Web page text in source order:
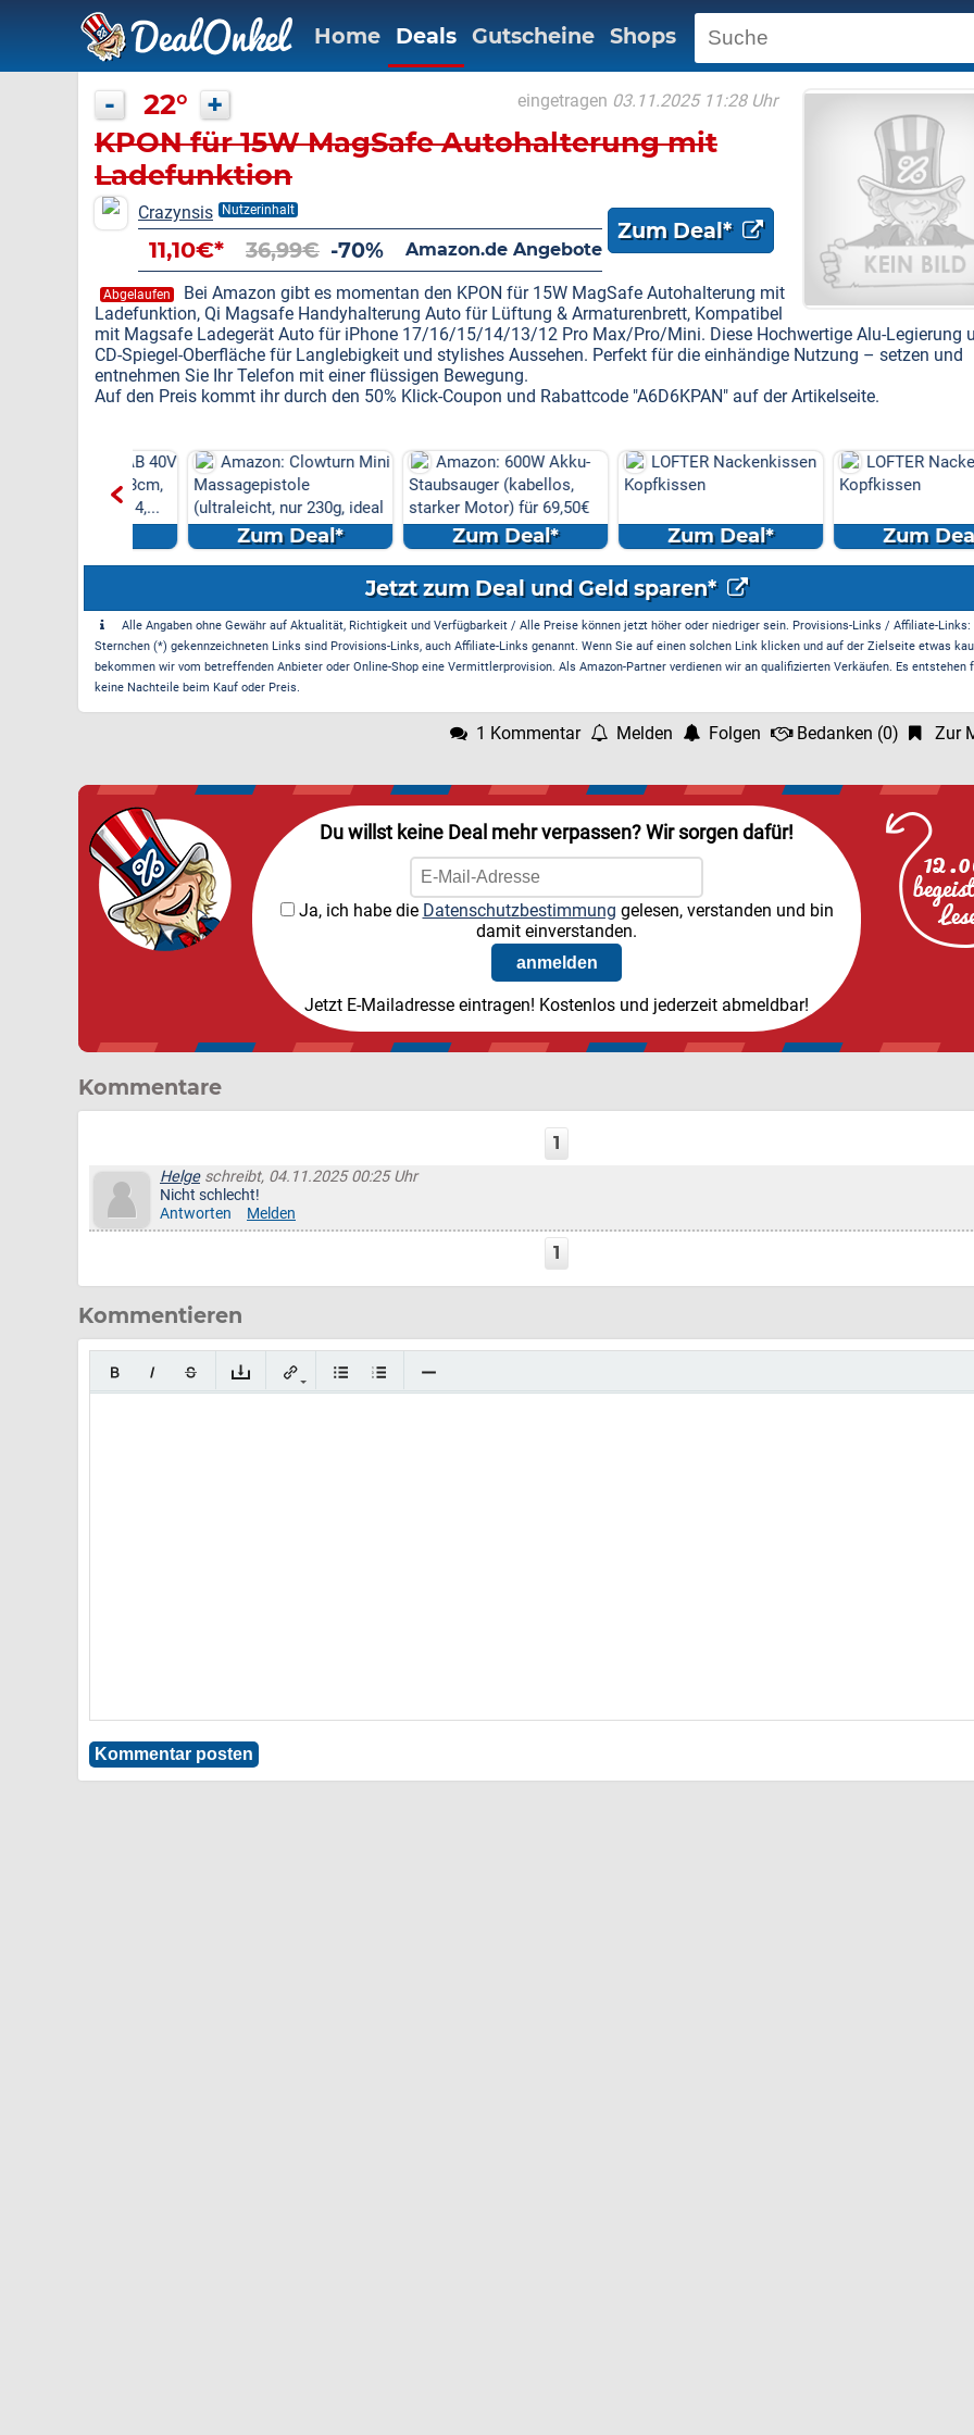
Home Deals Gutscheine Shops
- 22° + eingetragen 03.11.2025 11:28 Uhr
KPON für 15W MagSafe Autohalterung mit
Ladefunktion
Crazynsis Nutzerinhalt
Zum Deal*
11,10€* 36,99€ -70% Amazon.de Angebote
Abgelaufen
Bei Amazon gibt es momentan den KPON für 15W MagSafe Autohalterung mit
Ladefunktion, Qi Magsafe Handyhalterung Auto für Lüftung & Armaturenbrett, Kompatibel
mit Magsafe Ladegerät Auto für iPhone 17/16/15/14/13/12 Pro Max/Pro/Mini. Diese Hochwertige Alu-Legierung
CD-Spiegel-Oberfläche für Langlebigkeit und stylishes Aussehen. Perfekt für die einhändige Nutzung – setzen und
entnehmen Sie Ihr Telefon mit einer flüssigen Bewegung.
Auf den Preis kommt ihr durch den 50% Klick-Coupon und Rabattcode "A6D6KPAN" auf der Artikelseite.
Amazon: Clowturn Mini
Massagepistole
(ultraleicht, nur 230g, ideal
...
Zum Deal*
Amazon: 600W Akku-
Staubsauger (kabellos,
starker Motor) für 69,50€
Zum Deal*
LOFTER Nackenkissen
Kopfkissen
Zum Deal*
LOFTER
Kopfkissen
Zum Deal*
Jetzt zum Deal und Geld sparen*
Alle Angaben ohne Gewähr auf Aktualität, Richtigkeit und Verfügbarkeit / Alle Preise können jetzt höher oder niedriger sein. Provisions-Links / Affiliate-
Sternchen (*) gekennzeichneten Links sind Provisions-Links, auch Affiliate-Links genannt. Wenn Sie auf einen solchen Link klicken und auf der Zielseite etwas
bekommen wir vom betreffenden Anbieter oder Online-Shop eine Vermittlerprovision. Als Amazon-Partner verdienen wir an qualifizierten Verkäufen. Es entstehen
keine Nachteile beim Kauf oder Preis.
1 Kommentar Melden Folgen Bedanken (0) Zur
Du willst keine Deal mehr verpassen? Wir sorgen dafür!
Ja, ich habe die Datenschutzbestimmung gelesen, verstanden und bin
damit einverstanden.
Jetzt E-Mailadresse eintragen! Kostenlos und jederzeit abmeldbar!
Kommentare
1
Helgeschreibt, 04.11.2025 00:25 Uhr
Nicht schlecht!
Antworten
Melden
1
Kommentieren